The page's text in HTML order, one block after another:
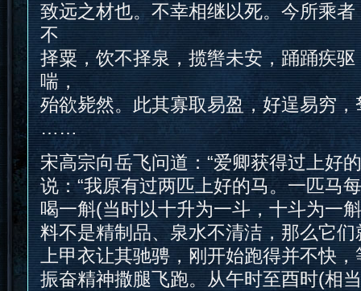
致远之材也。不幸相继以死。今所乘
不
择粟，饮不择泉，揽辔未安，踊踊疾
喘，
殆欲毙然。此其寡取易盈，好逞易穷，
……
宋高宗向岳飞问道：“爱卿获得过上好
说：“我原有过两匹上好的马。一匹马
喝一斛(当时以十升为一斗，十斗为一
料不是精制品、泉水不清洁，那么它
上甲衣让其驰骋，刚开始跑得并不快
振奋精神撒腿飞跑。从午时至酉时(相